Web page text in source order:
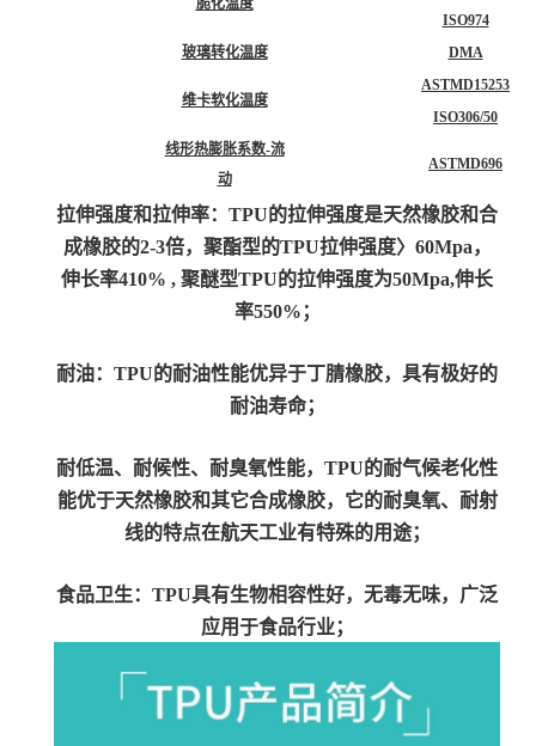
脆化温度
ISO974
玻璃转化温度
DMA
维卡软化温度
ASTMD15253
ISO306/50
线形热膨胀系数-流
动
ASTMD696
拉伸强度和拉伸率：TPU的拉伸强度是天然橡胶和合
成橡胶的2-3倍，聚酯型的TPU拉伸强度〉60Mpa，
伸长率410% , 聚醚型TPU的拉伸强度为50Mpa,伸长
率550%；
耐油：TPU的耐油性能优异于丁腈橡胶，具有极好的
耐油寿命；
耐低温、耐候性、耐臭氧性能，TPU的耐气候老化性
能优于天然橡胶和其它合成橡胶，它的耐臭氧、耐射
线的特点在航天工业有特殊的用途；
食品卫生：TPU具有生物相容性好，无毒无味，广泛
应用于食品行业；